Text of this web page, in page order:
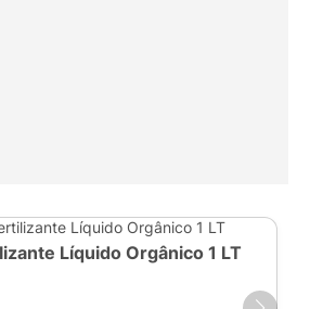
Líquido Orgânico 1 LT